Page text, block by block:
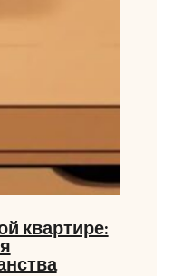
квартире: